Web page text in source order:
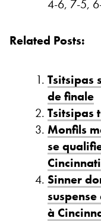
4-6, 7-5,
Related Posts:
Tsitsipas
de finale
Tsitsipas
Monfils
se
Cincinnati
Sinner
à